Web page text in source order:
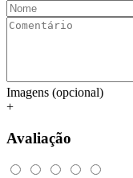
Imagens (opcional)
+
Avaliação